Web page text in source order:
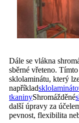
Dále se vlákna
sběrné vřeteno.
sklolaminátu, který
například
tkaninyShromážděné
další úpravy za
pevnost, flexibilita